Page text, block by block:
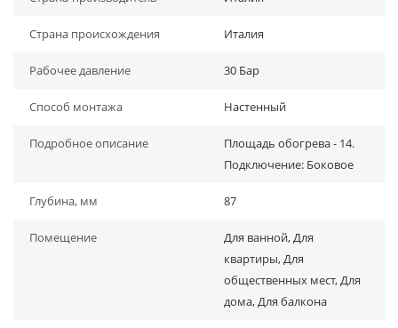
Страна происхождения Италия
Рабочее давление 30 Бар
Способ монтажа Настенный
Подробное описание
Площадь обогрева - 14.
Подключение: Боковое
Глубина, мм 87
Помещение
Для ванной, Для
квартиры, Для
общественных мест, Для
дома, Для балкона